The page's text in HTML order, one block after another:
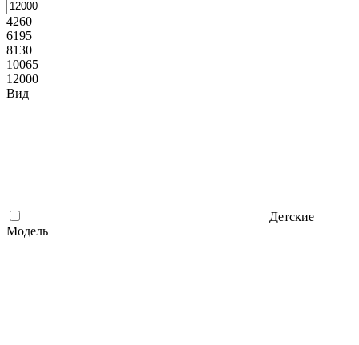
4260
6195
8130
10065
12000
Вид
Детские
Модель